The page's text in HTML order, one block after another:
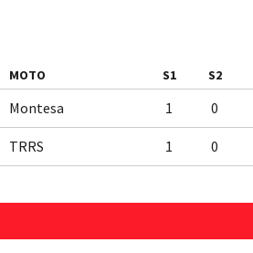
MOTO S1 S2
Montesa 1 0
TRRS 1 0